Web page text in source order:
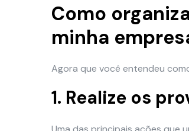
Como
minha
Agora que você entendeu
1. Realize os